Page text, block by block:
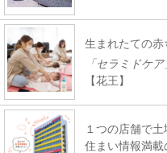
生まれたての赤
「セラミドケア
【花王】
１つの店舗で
住まい情報満